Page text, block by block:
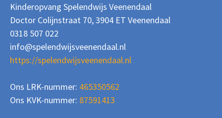
Kinderopvang Spelendwijs Veenendaal
Doctor Colijnstraat 70, 3904 ET Veenendaal
0318 507 022
info@spelendwijsveenendaal.nl
https://spelendwijsveenendaal.nl
Ons LRK-nummer: 465350562
Ons KVK-nummer: 87591413